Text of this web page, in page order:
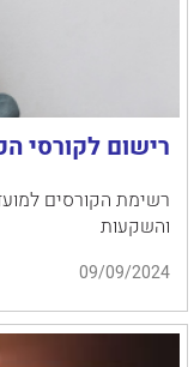
רישום לקורסי
והשקעות
09/09/2024